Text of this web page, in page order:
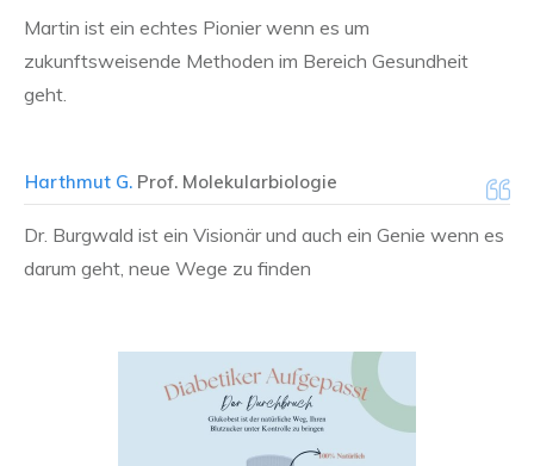
Martin ist ein echtes Pionier wenn es um
zukunftsweisende Methoden im Bereich Gesundheit
geht.
Harthmut G. Prof. Molekularbiologie
Dr. Burgwald ist ein Visionär und auch ein Genie wenn es
darum geht, neue Wege zu finden